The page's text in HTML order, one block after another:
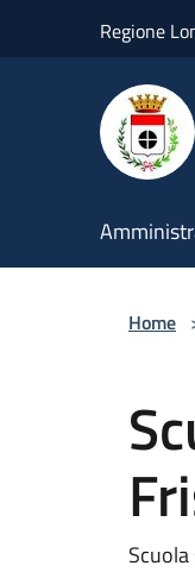
Regione
Home